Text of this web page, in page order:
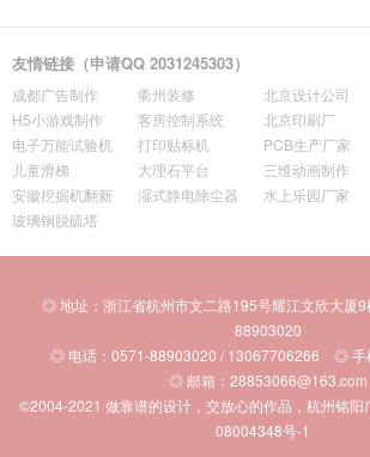
友情链接（申请QQ 2031245303）
成都广告制作 衢州装修 北京设计公司
H5小游戏制作
客房控制系统 北京印刷厂
电子万能试验机
打印贴标机 PCB生产厂家
儿童滑梯
大理石平台 三维动画制作
安徽挖掘机翻新
湿式静电除尘器 水上乐园厂家
玻璃钢脱硫塔
◎ 地址：浙江省杭州市文二路195号耀江文欣大
88903020
◎ 电话：0571-88903020 / 13067706266 ◎ 手
◎ 邮箱：28853066@163.com
©2004-2021 做靠谱的设计，交放心的作品，杭州铭
08004348号-1